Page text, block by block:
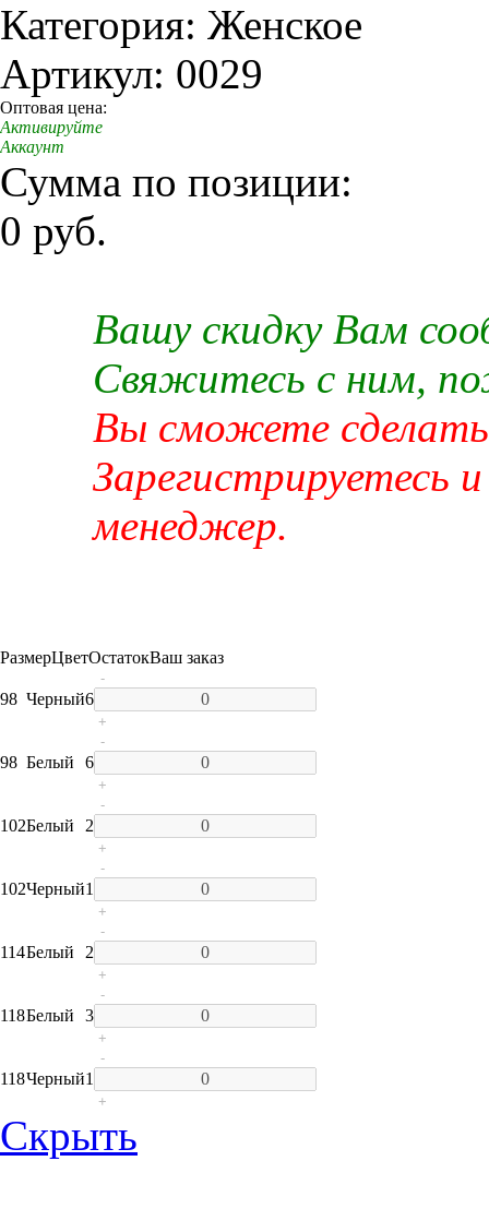
Категория: Женское
Артикул: 0029
Оптовая цена:
Активируйте
Аккаунт
Сумма по позиции:
0 руб.
Вашу скидку Вам
Свяжитесь с ним,
Вы сможете сделать
Зарегистрируетесь
менеджер.
РазмерЦветОстатокВаш заказ
98 Черный6
-
+
98 Белый 6
-
+
102Белый 2
-
+
102Черный1
-
+
114Белый 2
-
+
118Белый 3
-
+
118Черный1
-
+
Скрыть